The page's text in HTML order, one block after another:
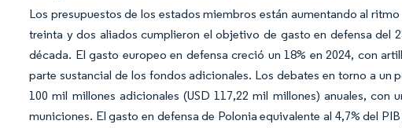
Los presupuestos de los estados miembros están aumentando al
treinta y dos aliados cumplieron el objetivo de gasto en defensa del
década. El gasto europeo en defensa creció un 18% en 2024, con
parte sustancial de los fondos adicionales. Los debates en torno a
100 mil millones adicionales (USD 117,22 mil millones) anuales,
municiones. El gasto en defensa de Polonia equivalente al 4,7% del